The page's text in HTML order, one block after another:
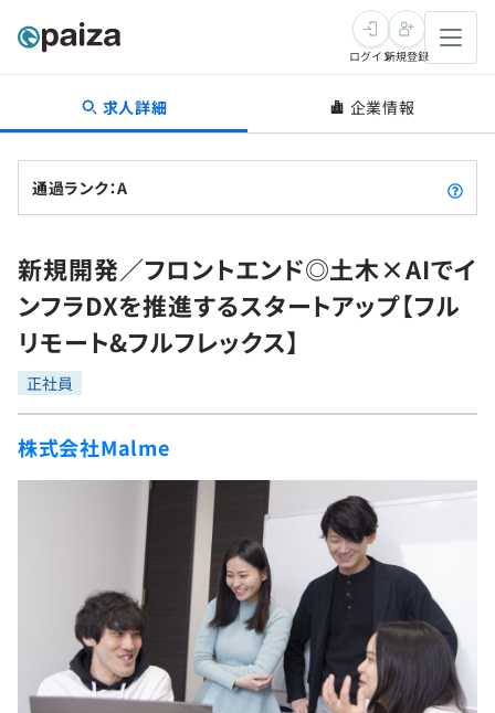
転職・キャリア
転職成功ガイド
転職エージェント
インタビュー
転職成功ガイド
新卒就活
求人検索
本選考
インターン
新卒エージェント
イベント・セミナー
就活成功ガイド
学習
問題集
4択課題
個人向けプラン
プログラミング言語
再チャレンジ結果一覧
ゲーム・マンガ
Tech Team Journal
paizaとは？
ログイン新規登録
求人詳細 企業情報
通過ランク：A
新規開発／フロントエンド◎土木×AIでイ
ンフラDXを推進するスタートアップ【フル
リモート&フルフレックス】
正社員
株式会社Malme